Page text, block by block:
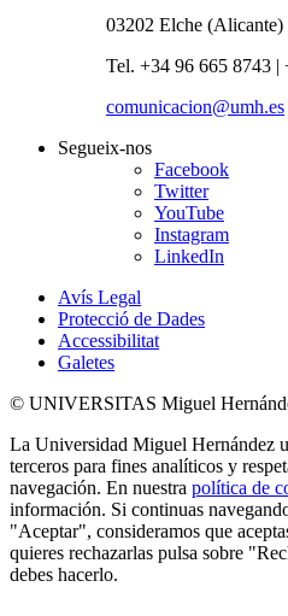
03202 Elche (Alicante)
Tel. +34 96 665 8743 |
comunicacion@umh.es
Segueix-nos
Facebook
Twitter
YouTube
Instagram
LinkedIn
Avís Legal
Protecció de Dades
Accessibilitat
Galetes
© UNIVERSITAS Miguel
La Universidad Miguel Hernández
terceros para fines analíticos y
navegación. En nuestra política de
información. Si continuas
"Aceptar", consideramos que
quieres rechazarlas pulsa sobre
debes hacerlo.